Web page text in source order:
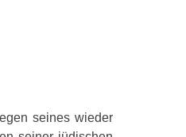
seines wieder